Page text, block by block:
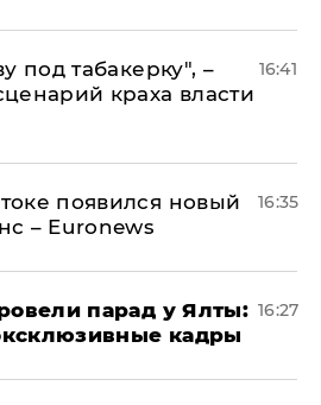
под табакерку", –
краха власти
16:41
появился новый
– Euronews
16:35
парад у Ялты:
кадры
16:27